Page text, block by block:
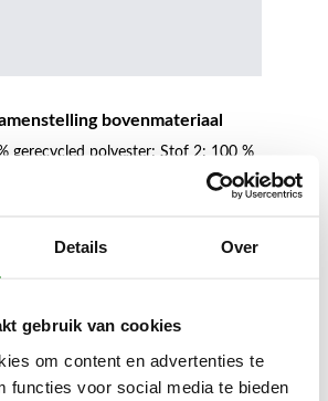
Details Over
gebruik van cookies
om content en advertenties te
functies voor social media te bieden
bovenmateriaal
gerecycled polyester; Stof 2: 100 %